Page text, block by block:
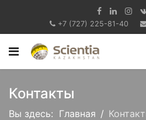
+7 (727) 225-81-40
Контакты
Вы здесь: Главная